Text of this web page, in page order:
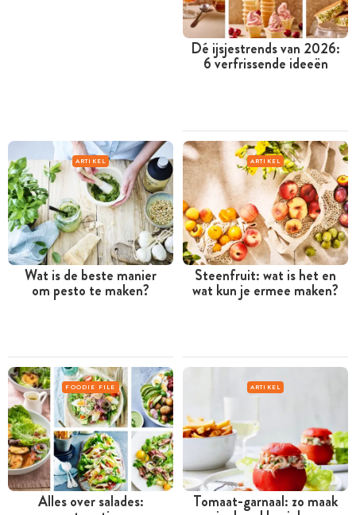
Dé ijsjestrends van 2026:
6 verfrissende ideeën
ARTIKEL
Wat is de beste manier
om pesto te maken?
ARTIKEL
Steenfruit: wat is het en
wat kun je ermee maken?
FOODIE FILE
Alles over salades:
ARTIKEL
Tomaat-garnaal: zo maak